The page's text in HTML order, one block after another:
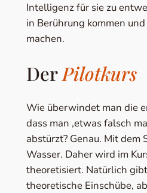
Intelligenz für sie zu
in Berührung kommen
machen.
DerPilotkurs
Wie überwindet man die
dass man ‚etwas falsch
abstürzt? Genau. Mit dem
Wasser. Daher wird im
theoretisiert. Natürlich
theoretische Einschübe,